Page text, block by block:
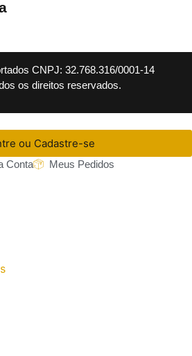
CNPJ: 32.768.316/0001-14
os direitos reservados.
ou Cadastre-se
Conta Meus Pedidos